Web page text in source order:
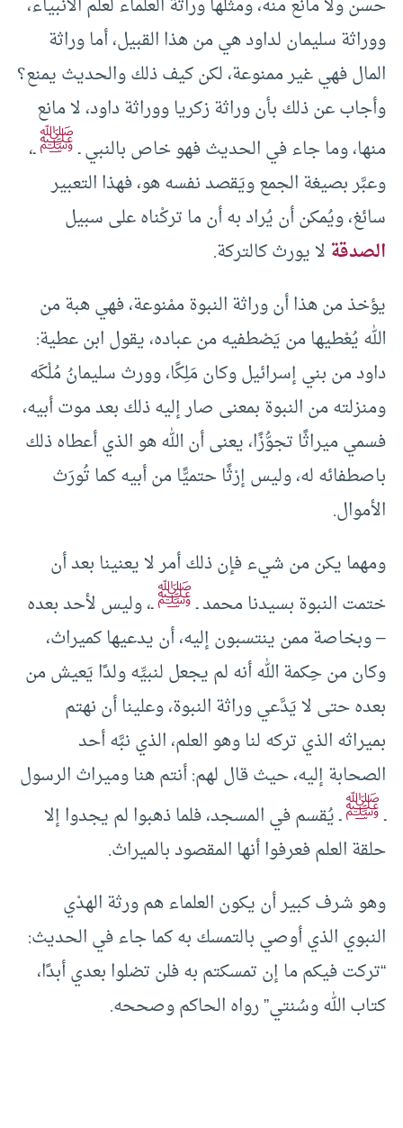
ووراثة سليمان لداود هي من هذا القبيل، أما وراثة
المال فهي غير ممنوعة، لكن كيف ذلك والحديث يمنع؟
وأجاب عن ذلك بأن وراثة زكريا ووراثة داود، لا مانع
منها، وما جاء في الحديث فهو خاص بالنبي ـﷺـ،
وعبَّر بصيغة الجمع ويَقصد نفسه هو، فهذا التعبير
سائغ، ويُمكن أن يُراد به أن ما تركْناه على سبيل
الصدقةلا يورث كالتركة.
يؤخذ من هذا أن وراثة النبوة ممْنوعة، فهي هبة من
الله يُعْطيها من يَصْطفيه من عباده، يقول ابن عطية:
داود من بني إسرائيل وكان مَلِكًا، وورث سليمانُ مُلْكَه
ومنزلته من النبوة بمعنى صار إليه ذلك بعد موت أبيه،
فسمي ميراثًا تجوُّزًا، يعنى أن الله هو الذي أعطاه ذلك
باصطفائه له، وليس إرْثًا حتميًّا من أبيه كما تُورَث
الأموال.
ومهما يكن من شيء فإن ذلك أمر لا يعنينا بعد أن
ختمت النبوة بسيدنا محمد ـﷺـ، وليس لأحد بعده
– وبخاصة ممن ينتسبون إليه، أن يدعيها كميراث،
وكان من حِكمة الله أنه لم يجعل لنبيِّه ولدًا يَعيش من
بعده حتى لا يَدَّعي وراثة النبوة، وعلينا أن نهتم
بميراثه الذي تركه لنا وهو العلم، الذي نبَّه أحد
الصحابة إليه، حيث قال لهم: أنتم هنا وميراث الرسول
ـﷺـ يُقسم في المسجد، فلما ذهبوا لم يجدوا إلا
حلقة العلم فعرفوا أنها المقصود بالميراث.
وهو شرف كبير أن يكون العلماء هم ورثة الهدْي
النبوي الذي أوصي بالتمسك به كما جاء في الحديث:
“تركت فيكم ما إن تمسكتم به فلن تضلوا بعدي أبدًا،
كتاب الله وسُنتي” رواه الحاكم وصححه.